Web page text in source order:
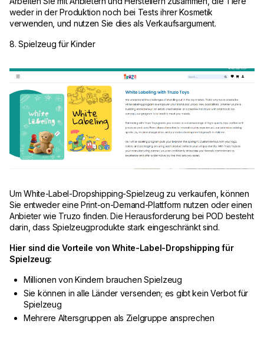
weder in der Produktion noch bei Tests ihrer Kosmetik
verwenden, und nutzen Sie dies als Verkaufsargument.
8. Spielzeug für Kinder
Um White-Label-Dropshipping-Spielzeug zu verkaufen, können
Sie entweder eine Print-on-Demand-Plattform nutzen oder einen
Anbieter wie Truzo finden. Die Herausforderung bei POD besteht
darin, dass Spielzeugprodukte stark eingeschränkt sind.
Hier sind die Vorteile von White-Label-Dropshipping für
Spielzeug:
Millionen von Kindern brauchen Spielzeug
Sie können in alle Länder versenden; es gibt kein Verbot für
Spielzeug
Mehrere Altersgruppen als Zielgruppe ansprechen